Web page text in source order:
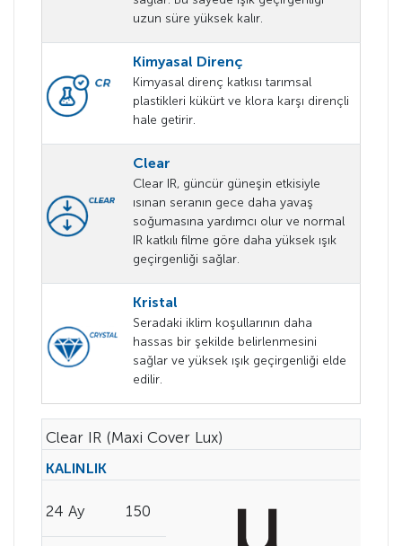
uzun süre yüksek kalır.
Kimyasal Direnç
Kimyasal direnç katkısı tarımsal
plastikleri kükürt ve klora karşı dirençli
hale getirir.
Clear
Clear IR, güncür güneşin etkisiyle
ısınan seranın gece daha yavaş
soğumasına yardımcı olur ve normal
IR katkılı filme göre daha yüksek ışık
geçirgenliği sağlar.
Kristal
Seradaki iklim koşullarının daha
hassas bir şekilde belirlenmesini
sağlar ve yüksek ışık geçirgenliği elde
edilir.
Clear IR (Maxi Cover Lux)
KALINLIK
24 Ay 150